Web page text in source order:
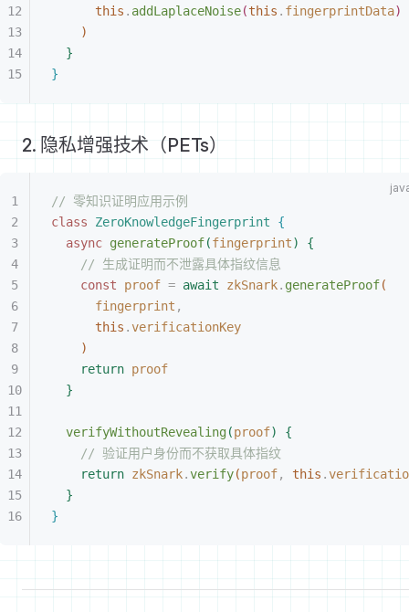
this . addLaplaceNoise(this . fingerprintData)
)
}
}
2. 隐私增强技术（PETs）
// 零知识证明应用示例
class ZeroKnowledgeFingerprint
{
async generateProof(fingerprint)
{
// 生成证明而不泄露具体指纹信息
const proof = await zkSnark. generateProof(
fingerprint ,
this .verificationKey
)
return proof
}
verifyWithoutRevealing(proof)
{
// 验证用户身份而不获取具体指纹
return zkSnark.verify(proof, this .
}
}